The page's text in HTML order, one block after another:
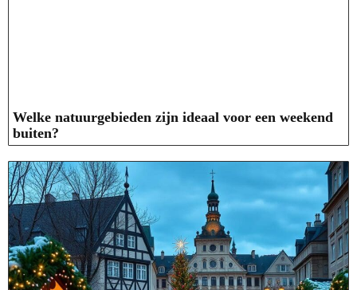
Welke natuurgebieden zijn ideaal voor een weekend
buiten?